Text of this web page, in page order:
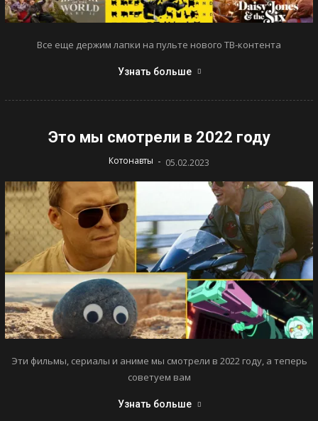
Все еще держим лапки на пульте нового ТВ-контента
Узнать больше
Это мы смотрели в 2022 году
Котонавты - 05.02.2023
Эти фильмы, сериалы и аниме мы смотрели в 2022 году, а теперь
советуем вам
Узнать больше